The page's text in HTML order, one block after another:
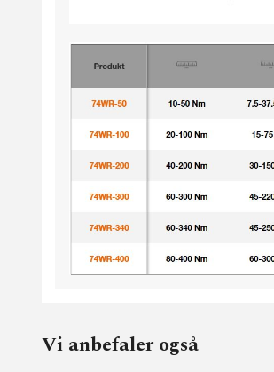
Vi anbefaler også